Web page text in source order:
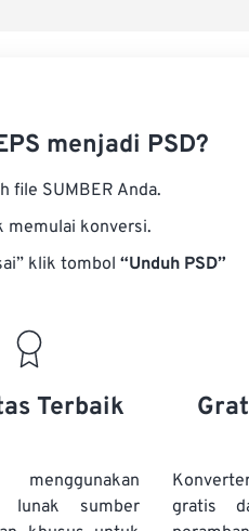
menjadi PSD?
file SUMBER Anda.
memulai konversi.
klik tombol “Unduh PSD”
Terbaik
lunak sumber
gratis